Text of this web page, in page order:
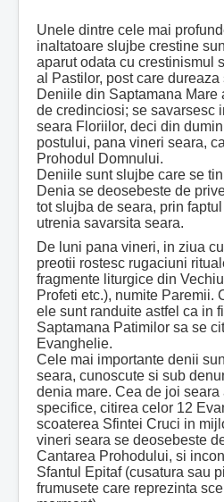
Unele dintre cele mai
inaltatoare slujbe crestine
aparut odata cu crestinismul
al Pastilor, post care dureaza
Deniile din Saptamana Mare
de credinciosi; se savarsesc
seara Floriilor, deci din
postului, pana vineri seara,
Prohodul Domnului.
Deniile sunt slujbe care se
Denia se deosebeste de
tot slujba de seara, prin
utrenia savarsita seara.
De luni pana vineri, in ziua
preotii rostesc rugaciuni
fragmente liturgice din
Profeti etc.), numite Paremii.
ele sunt randuite astfel ca in
Saptamana Patimilor sa se
Evanghelie.
Cele mai importante denii
seara, cunoscute si sub
denia mare. Cea de joi seara
specifice, citirea celor 12
scoaterea Sfintei Cruci in
vineri seara se deosebeste
Cantarea Prohodului, si
Sfantul Epitaf (cusatura sau
frumusete care reprezinta